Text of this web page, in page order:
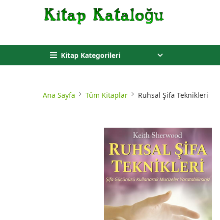
Kitap Kategorileri
Ana Sayfa Tüm Kitaplar Ruhsal Şifa Teknikleri